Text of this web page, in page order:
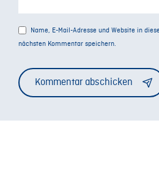
Name, E-Mail-Adresse und Website in
nächsten Kommentar speichern.